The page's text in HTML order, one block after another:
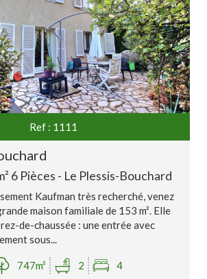
Ref : 1111
6 Pièces - Le Plessis-Bouchard
Kaufman très recherché, venez
maison familiale de 153 m². Elle
de-chaussée : une entrée avec
sous...
747m² 2 4